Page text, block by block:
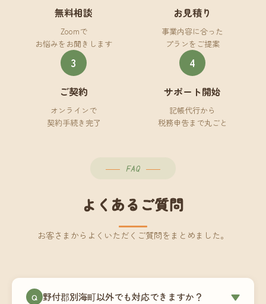
無料相談
Zoomで
お悩みをお聞きします
お見積り
事業内容に合った
プランをご提案
3
ご契約
オンラインで
契約手続き完了
4
サポート開始
記帳代行から
税務申告まで丸ごと
FAQ
よくあるご質問
お客さまからよくいただくご質問をまとめました。
Q 野付郡別海町以外でも対応できますか？ ▼